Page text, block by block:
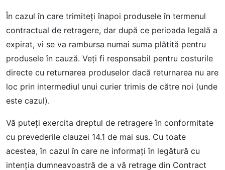
În cazul în care trimiteţi înapoi produsele în termenul
contractual de retragere, dar după ce perioada legală a
expirat, vi se va rambursa numai suma plătită pentru
produsele în cauză. Veţi fi responsabil pentru costurile
directe cu returnarea produselor dacă returnarea nu are
loc prin intermediul unui curier trimis de către noi (unde
este cazul).
Vă puteţi exercita dreptul de retragere în conformitate
cu prevederile clauzei 14.1 de mai sus. Cu toate
acestea, în cazul în care ne informaţi în legătură cu
intenţia dumneavoastră de a vă retrage din Contract